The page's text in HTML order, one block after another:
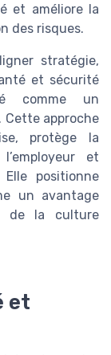
et améliore la
des risques.
stratégie,
et sécurité
comme un
Cette approche
protège la
et
positionne
un avantage
de la culture
et